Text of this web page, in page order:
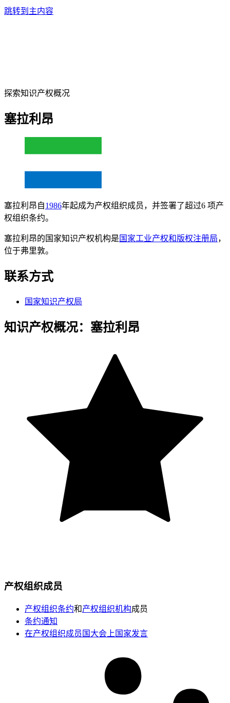
跳转到主内容
探索知识产权概况
塞拉利昂
塞拉利昂自1986年起成为产权组织成员，并签署了超过6 项产
权组织条约。
塞拉利昂的国家知识产权机构是 国家工业产权和版权注册局，
位于弗里敦。
联系方式
国家知识产权局
知识产权概况：塞拉利昂
产权组织成员
产权组织条约和产权组织机构成员
条约通知
在产权组织成员国大会上国家发言